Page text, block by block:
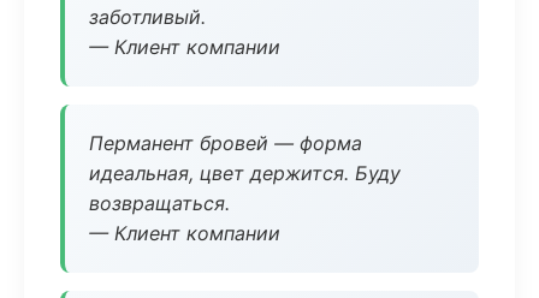
заботливый.
— Клиент компании
Перманент бровей — форма
идеальная, цвет держится. Буду
возвращаться.
— Клиент компании